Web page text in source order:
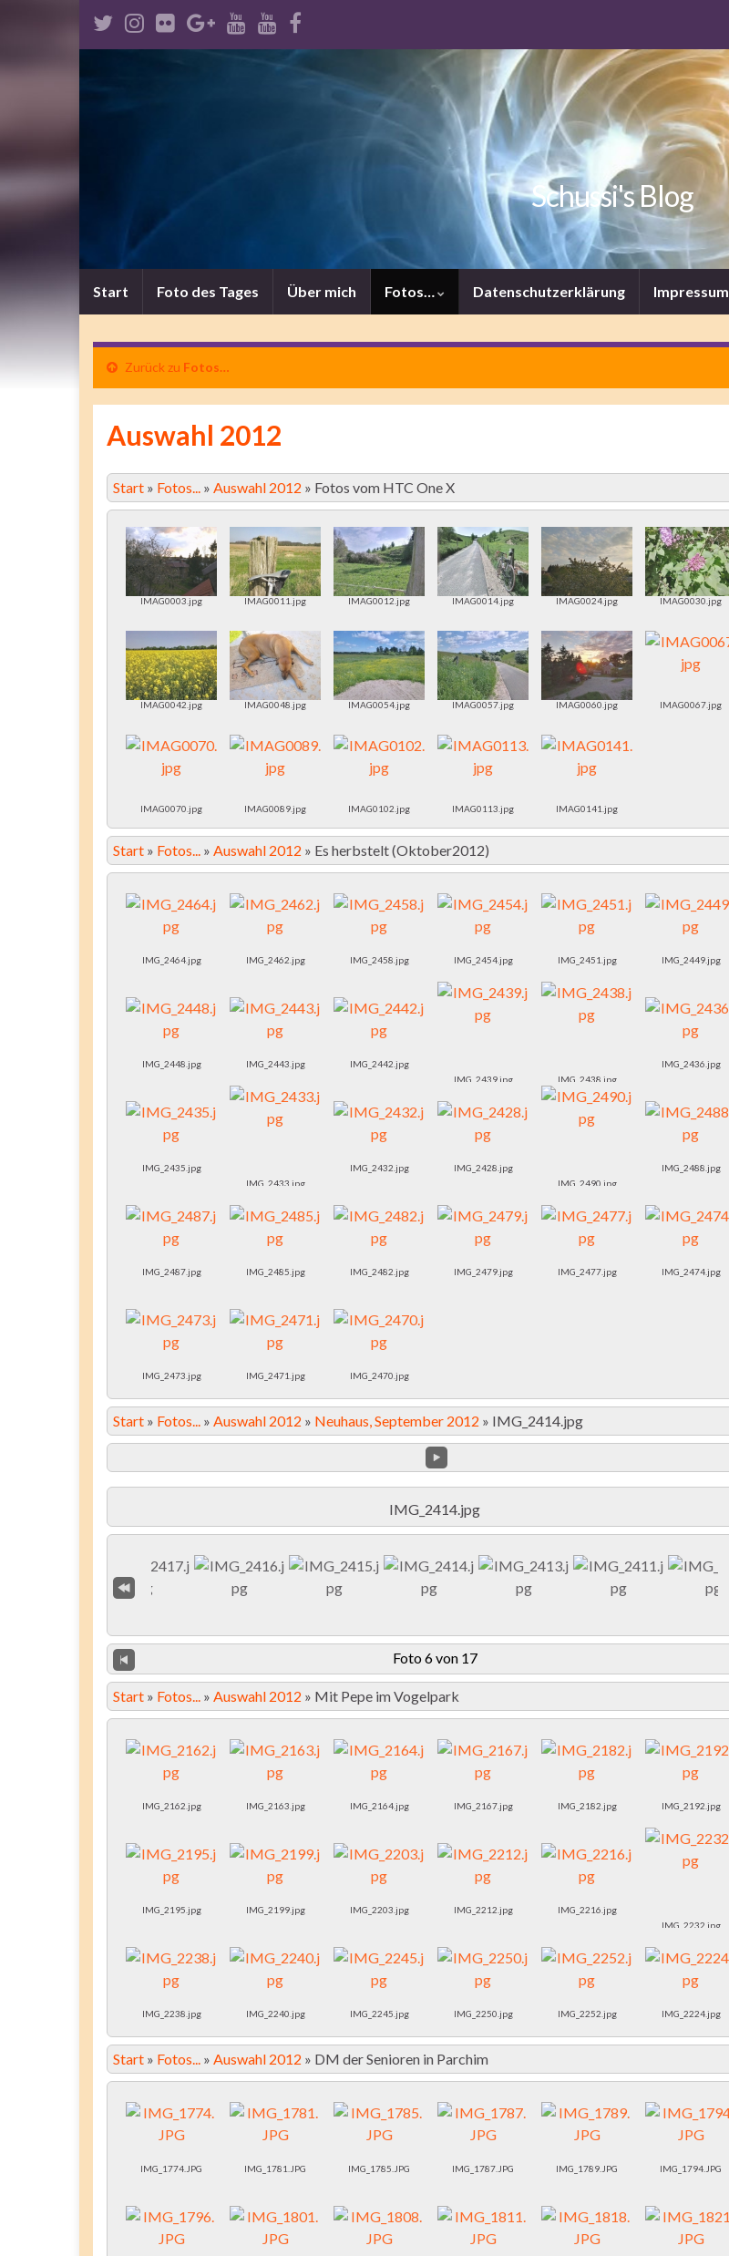
Schussi's Blog
Start Foto des Tages Über mich Fotos… Datenschutzerklärung Impressum
Zurück zu Fotos…
Auswahl 2012
Start » Fotos... » Auswahl 2012 » Fotos vom HTC One X
IMAG0003.jpg IMAG0011.jpg IMAG0012.jpg IMAG0014.jpg IMAG0024.jpg IMAG0030.jpg
IMAG0042.jpg IMAG0048.jpg IMAG0054.jpg IMAG0057.jpg IMAG0060.jpg IMAG0067.jpg
IMAG0070.jpg IMAG0089.jpg IMAG0102.jpg IMAG0113.jpg IMAG0141.jpg
Start » Fotos... » Auswahl 2012 » Es herbstelt (Oktober2012)
IMG_2464.jpg IMG_2462.jpg IMG_2458.jpg IMG_2454.jpg IMG_2451.jpg IMG_2449.jpg
IMG_2448.jpg IMG_2443.jpg
IMG_2442.jpg
IMG_2439.jpg
IMG_2438.jpg
IMG_2436.jpg
IMG_2435.jpg
IMG_2433.jpg
IMG_2432.jpg
IMG_2428.jpg
IMG_2490.jpg
IMG_2488.jpg
IMG_2487.jpg IMG_2485.jpg IMG_2482.jpg IMG_2479.jpg IMG_2477.jpg IMG_2474.jpg
IMG_2473.jpg IMG_2471.jpg IMG_2470.jpg
Start » Fotos... » Auswahl 2012 » Neuhaus, September 2012 » IMG_2414.jpg
IMG_2414.jpg
Foto 6 von 17
Start » Fotos... » Auswahl 2012 » Mit Pepe im Vogelpark
IMG_2162.jpg IMG_2163.jpg IMG_2164.jpg IMG_2167.jpg IMG_2182.jpg IMG_2192.jpg
IMG_2195.jpg IMG_2199.jpg IMG_2203.jpg IMG_2212.jpg
IMG_2216.jpg
IMG_2232.jpg
IMG_2238.jpg IMG_2240.jpg IMG_2245.jpg IMG_2250.jpg IMG_2252.jpg IMG_2224.jpg
Start » Fotos... » Auswahl 2012 » DM der Senioren in Parchim
IMG_1774.JPG IMG_1781.JPG IMG_1785.JPG IMG_1787.JPG IMG_1789.JPG IMG_1794.JPG